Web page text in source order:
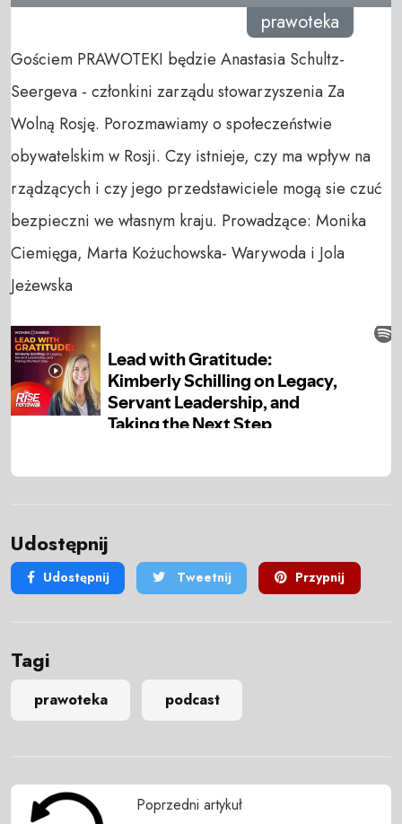
prawoteka
Gościem PRAWOTEKI będzie Anastasia Schultz-
Seergeva - członkini zarządu stowarzyszenia Za
Wolną Rosję. Porozmawiamy o społeczeństwie
obywatelskim w Rosji. Czy istnieje, czy ma wpływ na
rządzących i czy jego przedstawiciele mogą sie czuć
bezpieczni we własnym kraju. Prowadzące: Monika
Ciemięga, Marta Kożuchowska- Warywoda i Jola
Jeżewska
Udostępnij
Udostępnij Tweetnij Przypnij
Tagi
prawoteka podcast
Poprzedni artykuł